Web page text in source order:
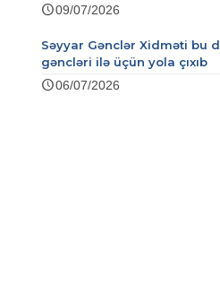
09/07/2026
Səyyar Gənclər Xidməti bu
gəncləri ilə üçün yola çıxıb
06/07/2026